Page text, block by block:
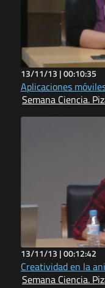
13/11/13 |00:10:35
Aplicaciones
Semana Ciencia.
13/11/13 |00:12:42
Creatividad en la
Semana Ciencia.